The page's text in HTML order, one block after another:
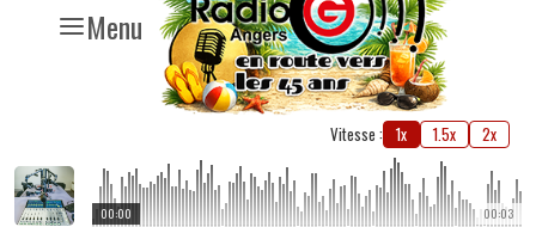
Menu
Vitesse : 1x 1.5x 2x
00:03
00:00